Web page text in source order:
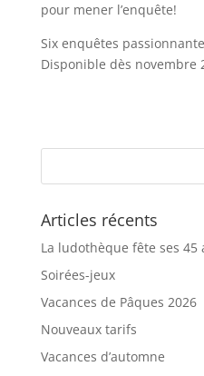
pour mener l’enquête!
Six enquêtes
Disponible dès novembre
Articles récents
La ludothèque fête ses 45
Soirées-jeux
Vacances de Pâques 2026
Nouveaux tarifs
Vacances d’automne